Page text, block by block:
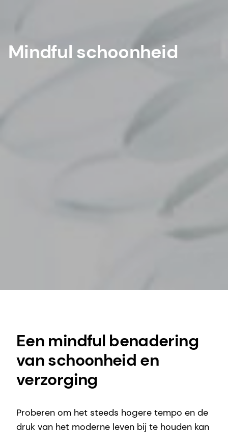
Mindful schoonheid
Een mindful benadering
van schoonheid en
verzorging
Proberen om het steeds hogere tempo en de
druk van het moderne leven bij te houden kan